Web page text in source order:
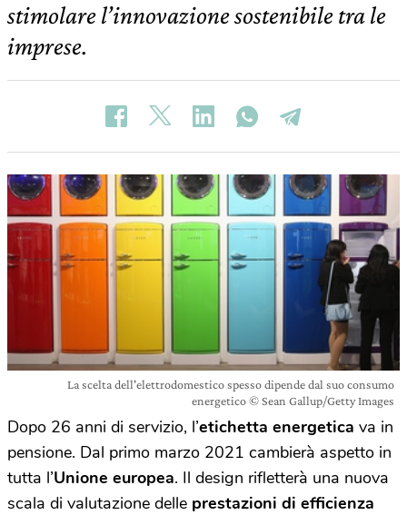
stimolare l’innovazione sostenibile tra le
imprese.
La scelta dell'elettrodomestico spesso dipende dal suo consumo
energetico © Sean Gallup/Getty Images
Dopo 26 anni di servizio, l’etichetta energetica va in
pensione. Dal primo marzo 2021 cambierà aspetto in
tutta l’Unione europea. Il design rifletterà una nuova
scala di valutazione delle prestazioni di efficienza